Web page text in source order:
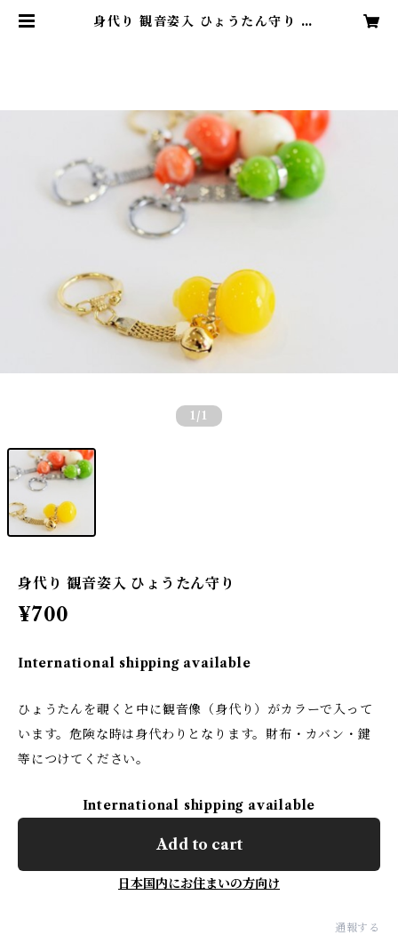
身代り 観音姿入 ひょうたん守り |
1 /1
身代り 観音姿入 ひょうたん守り
¥700
International shipping available
ひょうたんを覗くと中に観音像（身代り）がカラーで入って
います。危険な時は身代わりとなります。財布・カバン・鍵
等につけてください。
International shipping available
Add to cart
日本国内にお住まいの方向け
通報する